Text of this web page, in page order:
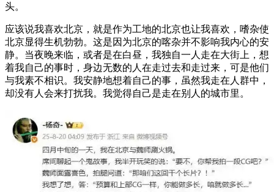
头。
应该说我喜欢北京，就是作为工地的北京也让我喜欢，嗜杂使
北京显得生机勃勃。这是因为北京的喀杂并不影响我内心的安
静。当夜晚来临，或者是在白昼，我独自一人走在大街上，想
着我自己的事时，身边无数的人在走过去和走过来，可是他们
与我素不相识。我安静地想着自己的事，虽然我走在人群中，
却没有人会来打扰我。我觉得自己是走在别人的城市里。